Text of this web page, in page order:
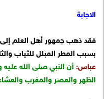
ل
ك
ر
الاجابة
فقد ذهب جمهور أهل العلم إلى
بسبب المطر المبلل للثياب
عباس: أن النبي صلى الله
الظهر والعصر والمغرب